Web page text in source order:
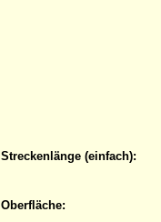
Streckenlänge (einfach):
Oberfläche: